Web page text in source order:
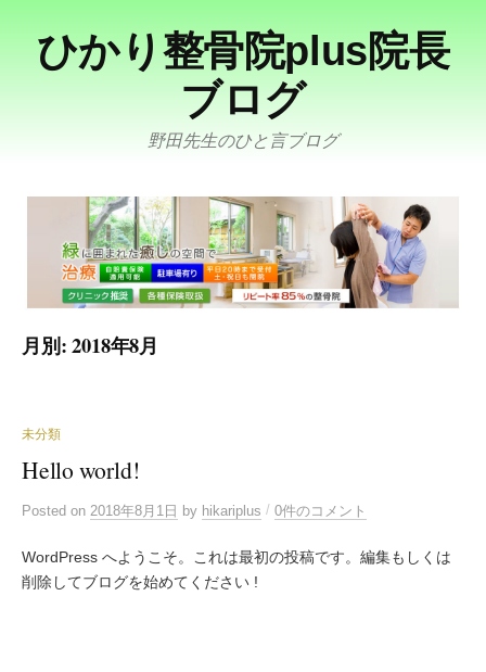
ンひかり整骨院plus院長
ブログ
野田先生のひと言ブログ
月別: 2018年8月
未分類
Hello world!
Posted on 2018年8月1日 by hikariplus / 0件のコメント
WordPress へようこそ。これは最初の投稿です。編集もしくは
削除してブログを始めてください !